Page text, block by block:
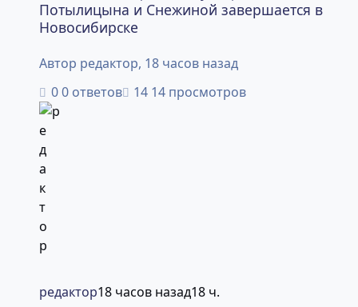
Потылицына и Снежиной завершается в
Новосибирске
Автор редактор, 18 часов назад
0 ответов
14 просмотров
редактор18 часов назад18 ч.